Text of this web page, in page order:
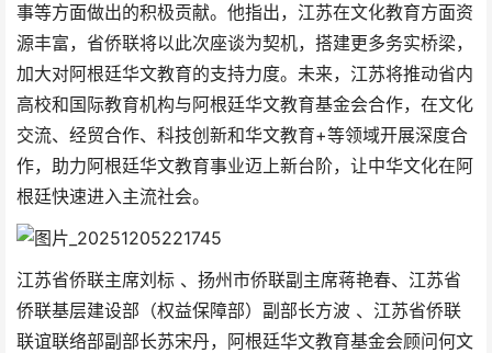
事等方面做出的积极贡献。他指出，江苏在文化教育方面资
源丰富，省侨联将以此次座谈为契机，搭建更多务实桥梁，
加大对阿根廷华文教育的支持力度。未来，江苏将推动省内
高校和国际教育机构与阿根廷华文教育基金会合作，在文化
交流、经贸合作、科技创新和华文教育+等领域开展深度合
作，助力阿根廷华文教育事业迈上新台阶，让中华文化在阿
根廷快速进入主流社会。
江苏省侨联主席刘标 、扬州市侨联副主席蒋艳春、江苏省
侨联基层建设部（权益保障部）副部长方波 、江苏省侨联
联谊联络部副部长苏宋丹，阿根廷华文教育基金会顾问何文